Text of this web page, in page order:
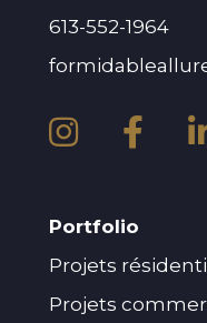
613-552-1964
Portfolio
Projets
Projets